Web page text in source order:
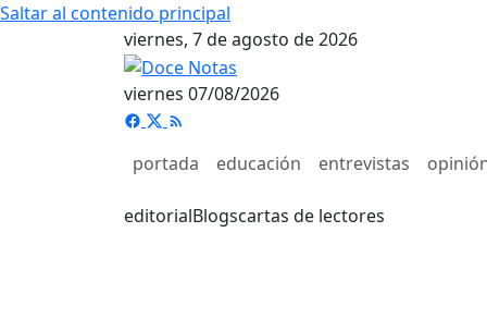
Saltar al contenido principal
viernes, 7 de agosto de 2026
viernes 07/08/2026
portada educación entrevistas
editorialBlogscartas de lectores